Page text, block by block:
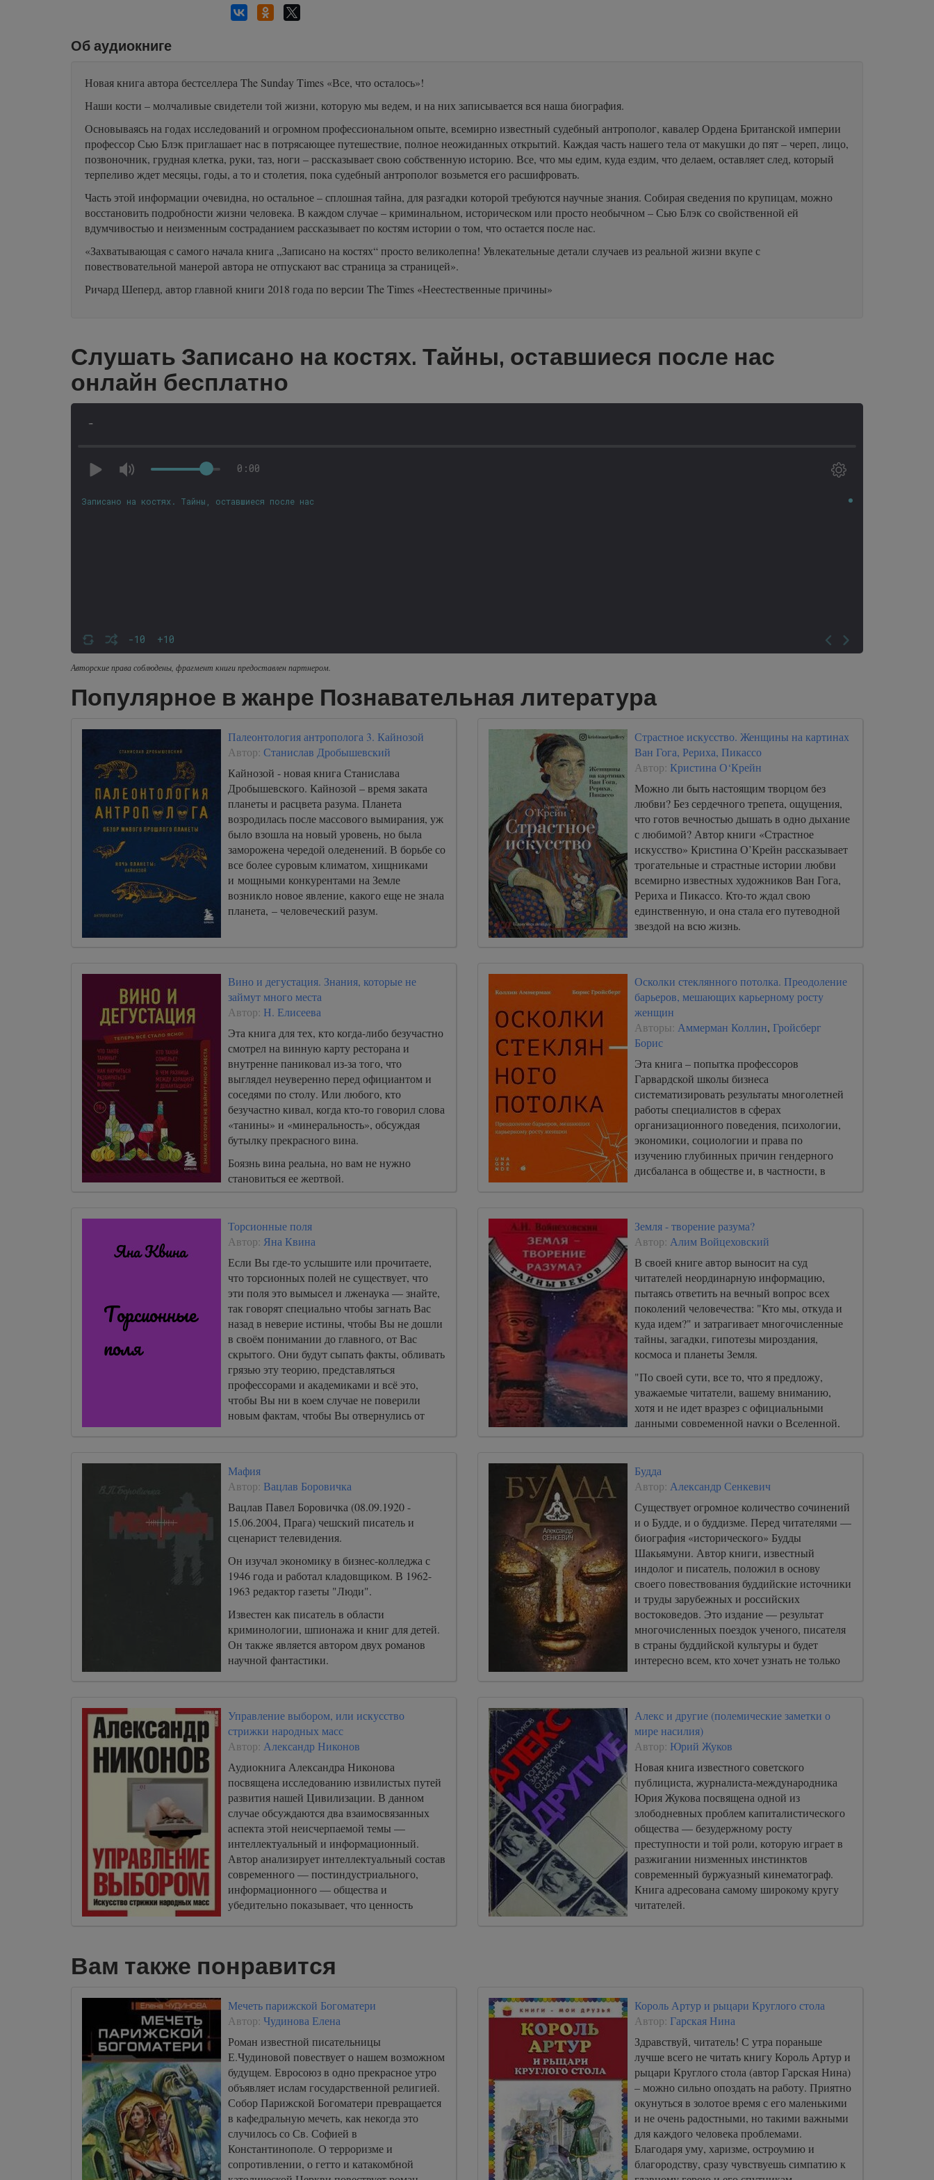
Об аудиокниге
Новая книга автора бестселлера The Sunday Times «Все, что осталось»!
Наши кости – молчаливые свидетели той жизни, которую мы ведем, и на них записывается вся наша биография.
Основываясь на годах исследований и огромном профессиональном опыте, всемирно известный судебный антрополог, кавалер Ордена Британской империи
профессор Сью Блэк приглашает нас в потрясающее путешествие, полное неожиданных открытий. Каждая часть нашего тела от макушки до пят – череп, лицо,
позвоночник, грудная клетка, руки, таз, ноги – рассказывает свою собственную историю. Все, что мы едим, куда ездим, что делаем, оставляет след, который
терпеливо ждет месяцы, годы, а то и столетия, пока судебный антрополог возьмется его расшифровать.
Часть этой информации очевидна, но остальное – сплошная тайна, для разгадки которой требуются научные знания. Собирая сведения по крупицам, можно
восстановить подробности жизни человека. В каждом случае – криминальном, историческом или просто необычном – Сью Блэк со свойственной ей
вдумчивостью и неизменным состраданием рассказывает по костям истории о том, что остается после нас.
«Захватывающая с самого начала книга „Записано на костях“ просто великолепна! Увлекательные детали случаев из реальной жизни вкупе с
повествовательной манерой автора не отпускают вас страница за страницей».
Ричард Шеперд, автор главной книги 2018 года по версии The Times «Неестественные причины»
Слушать Записано на костях. Тайны, оставшиеся после нас
онлайн бесплатно
-
0:00
-10 +10
Записано на костях. Тайны, оставшиеся после нас
Авторские права соблюдены, фрагмент книги предоставлен партнером.
Популярное в жанре Познавательная литература
Палеонтология антрополога 3. Кайнозой
Автор: Станислав Дробышевский
Кайнозой - новая книга Станислава
Дробышевского. Кайнозой – время заката
планеты и расцвета разума. Планета
возродилась после массового вымирания, уж
было взошла на новый уровень, но была
заморожена чередой оледенений. В борьбе со
все более суровым климатом, хищниками
и мощными конкурентами на Земле
возникло новое явление, какого еще не знала
планета, – человеческий разум.
Страстное искусство. Женщины на картинах
Ван Гога, Рериха, Пикассо
Автор: Кристина О‘Крейн
Можно ли быть настоящим творцом без
любви? Без сердечного трепета, ощущения,
что готов вечностью дышать в одно дыхание
с любимой? Автор книги «Страстное
искусство» Кристина О’Крейн рассказывает
трогательные и страстные истории любви
всемирно известных художников Ван Гога,
Рериха и Пикассо. Кто-то ждал свою
единственную, и она стала его путеводной
звездой на всю жизнь.
Вино и дегустация. Знания, которые не
займут много места
Автор: Н. Елисеева
Эта книга для тех, кто когда-либо безучастно
смотрел на винную карту ресторана и
внутренне паниковал из-за того, что
выглядел неуверенно перед официантом и
соседями по столу. Или любого, кто
безучастно кивал, когда кто-то говорил слова
«танины» и «минеральность», обсуждая
бутылку прекрасного вина.
Боязнь вина реальна, но вам не нужно
становиться ее жертвой.
Осколки стеклянного потолка. Преодоление
барьеров, мешающих карьерному росту
женщин
Авторы: Аммерман Коллин, Гройсберг
Борис
Эта книга – попытка профессоров
Гарвардской школы бизнеса
систематизировать результаты многолетней
работы специалистов в сферах
организационного поведения, психологии,
экономики, социологии и права по
изучению глубинных причин гендерного
дисбаланса в обществе и, в частности, в
почему равенство полов по-прежнему
иллюзорно, продемонстрировать
организационные структуры и типы
мышления, способствующие сохранению
разрыва, а с другой – дать руководство по
искоренению гендерных предубеждений.
Торсионные поля
Автор: Яна Квина
Если Вы где-то услышите или прочитаете,
что торсионных полей не существует, что
эти поля это вымысел и лженаука — знайте,
так говорят специально чтобы загнать Вас
назад в неверие истины, чтобы Вы не дошли
в своём понимании до главного, от Вас
скрытого. Они будут сыпать факты, обливать
грязью эту теорию, представляться
профессорами и академиками и всё это,
чтобы Вы ни в коем случае не поверили
новым фактам, чтобы Вы отвернулись от
Земля - творение разума?
Автор: Алим Войцеховский
В своей книге автор выносит на суд
читателей неординарную информацию,
пытаясь ответить на вечный вопрос всех
поколений человечества: "Кто мы, откуда и
куда идем?" и затрагивает многочисленные
тайны, загадки, гипотезы мироздания,
космоса и планеты Земля.
"По своей сути, все то, что я предложу,
уважаемые читатели, вашему вниманию,
хотя и не идет вразрез с официальными
данными современной науки о Вселенной,
представления о происхождении жизни и
бытие человека вообще...".
Мафия
Автор: Вацлав Боровичка
Вацлав Павел Боровичка (08.09.1920 -
15.06.2004, Прага) чешский писатель и
сценарист телевидения.
Он изучал экономику в бизнес-колледжа с
1946 года и работал кладовщиком. В 1962-
1963 редактор газеты "Люди".
Известен как писатель в области
криминологии, шпионажа и книг для детей.
Он также является автором двух романов
научной фантастики.
Будда
Автор: Александр Сенкевич
Существует огромное количество сочинений
и о Будде, и о буддизме. Перед читателями —
биография «исторического» Будды
Шакьямуни. Автор книги, известный
индолог и писатель, положил в основу
своего повествования буддийские источники
и труды зарубежных и российских
востоковедов. Это издание — результат
многочисленных поездок ученого, писателя
в страны буддийской культуры и будет
интересно всем, кто хочет узнать не только
Управление выбором, или искусство
стрижки народных масс
Автор: Александр Никонов
Аудиокнига Александра Никонова
посвящена исследованию извилистых путей
развития нашей Цивилизации. В данном
случае обсуждаются два взаимосвязанных
аспекта этой неисчерпаемой темы —
интеллектуальный и информационный.
Автор анализирует интеллектуальный состав
современного — постиндустриального,
информационного — общества и
убедительно показывает, что ценность
Алекс и другие (полемические заметки о
мире насилия)
Автор: Юрий Жуков
Новая книга известного советского
публициста, журналиста-международника
Юрия Жукова посвящена одной из
злободневных проблем капиталистического
общества — безудержному росту
преступности и той роли, которую играет в
разжигании низменных инстинктов
современный буржуазный кинематограф.
Книга адресована самому широкому кругу
читателей.
Вам также понравится
Мечеть парижской Богоматери
Автор: Чудинова Елена
Роман известной писательницы
Е.Чудиновой повествует о нашем возможном
будущем. Евросоюз в одно прекрасное утро
объявляет ислам государственной религией.
Собор Парижской Богоматери превращается
в кафедральную мечеть, как некогда это
случилось со Св. Софией в
Константинополе. О терроризме и
сопротивлении, о гетто и катакомбной
Король Артур и рыцари Круглого стола
Автор: Гарская Нина
Здравствуй, читатель! С утра пораньше
лучше всего не читать книгу Король Артур и
рыцари Круглого стола (автор Гарская Нина)
– можно сильно опоздать на работу. Приятно
окунуться в золотое время с его маленькими
и не очень радостными, но такими важными
для каждого человека проблемами.
Благодаря уму, харизме, остроумию и
благородству, сразу чувствуешь симпатию к